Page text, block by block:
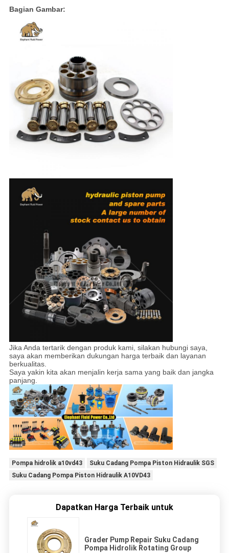
Bagian Gambar:
Jika Anda tertarik dengan produk kami, silakan hubungi saya,
saya akan memberikan dukungan harga terbaik dan layanan
berkualitas.
Saya yakin kita akan menjalin kerja sama yang baik dan jangka
panjang.
Pompa hidrolik a10vd43
Suku Cadang Pompa Piston Hidraulik SGS
Suku Cadang Pompa Piston Hidraulik A10VD43
Dapatkan Harga Terbaik untuk
Grader Pump Repair Suku Cadang
Pompa Hidrolik Rotating Group